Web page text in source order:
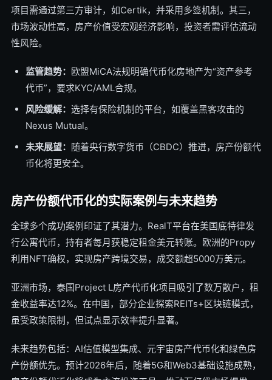
项目需通过第三方审计，如Certik，并采用多签机制。其三，
市场波动性高，房产价值受宏观经济影响，投资者需评估流动
性风险。
监管趋势： 欧盟MiCA法规明确代币化房地产为“资产参考
代币”，要求KYC/AML合规。
风险缓解： 选择有保险机制的平台，如覆盖黑客攻击的
Nexus Mutual。
未来展望： 随着央行数字货币（CBDC）推进，房产份额代
币化将更安全。
房产份额代币化的实际案例与未来趋势
全球多个成功案例印证了其潜力。RealT平台在美国底特律发
行公寓代币，持有者每月获稳定租金美元转账。欧洲的Propy
利用NFT确权，实现房产跨境交易，成交额超5000万美元。
亚洲市场，泰国Project L房产代币化项目吸引了数万散户，租
金收益率达12%。在中国，部分企业探索REITs+区块链模式，
虽受政策限制，但试点显示效率提升显著。
未来趋势包括：AI估值模型集成、元宇宙房产代币化和绿色房
产份额优先。预计2026年后，随着5G和Web3基础设施成熟，